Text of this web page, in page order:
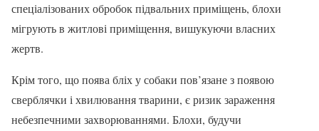
спеціалізованих обробок підвальних приміщень, блохи
мігрують в житлові приміщення, вишукуючи власних
жертв.
Крім того, що поява бліх у собаки пов’язане з появою
сверблячки і хвилювання тварини, є ризик зараження
небезпечними захворюваннями. Блохи, будучи